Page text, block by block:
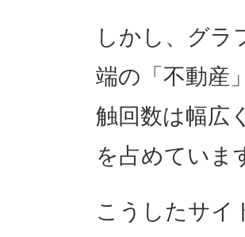
しかし、グラ
端の「不動産
触回数は幅広
を占めていま
こうしたサイ